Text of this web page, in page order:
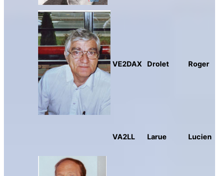
VE2DAX Drolet Roger
VA2LL Larue Lucien